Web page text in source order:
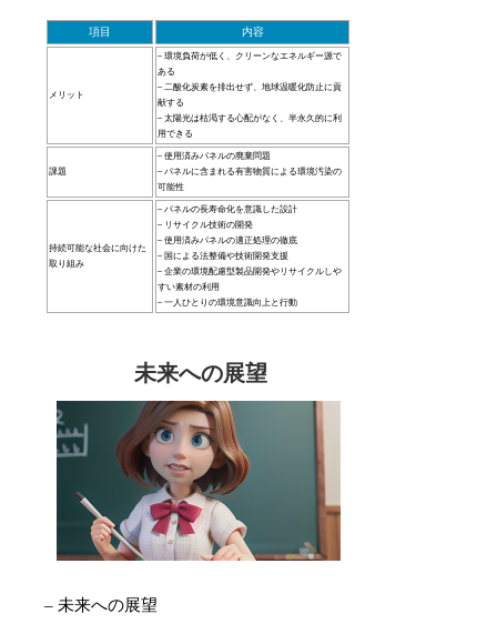
項目 内容
メリット
– 環境負荷が低く、クリーンなエネルギー源で
ある
– 二酸化炭素を排出せず、地球温暖化防止に貢
献する
– 太陽光は枯渇する心配がなく、半永久的に利
用できる
課題
– 使用済みパネルの廃棄問題
– パネルに含まれる有害物質による環境汚染の
可能性
持続可能な社会に向けた
取り組み
– パネルの長寿命化を意識した設計
– リサイクル技術の開発
– 使用済みパネルの適正処理の徹底
– 国による法整備や技術開発支援
– 企業の環境配慮型製品開発やリサイクルしや
すい素材の利用
– 一人ひとりの環境意識向上と行動
未来への展望
– 未来への展望